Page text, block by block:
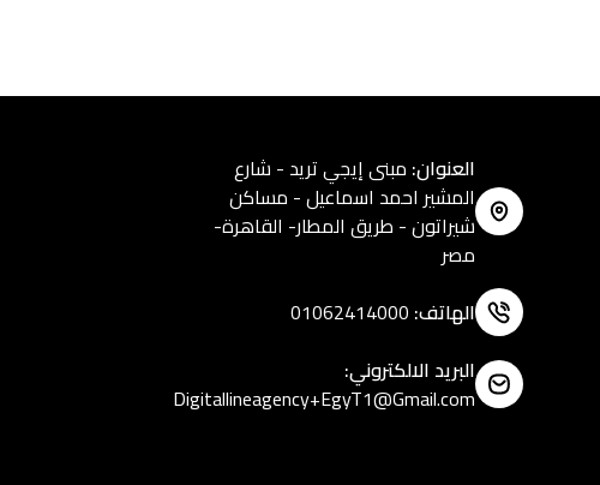
العنوان: مبنى إيجي تريد - شارع
المشير احمد اسماعيل - مساكن
شيراتون - طريق المطار- القاهرة-
مصر
الهاتف:
01062414000
البريد الالكتروني:
Digitallineagency+EgyT1@Gmail.com